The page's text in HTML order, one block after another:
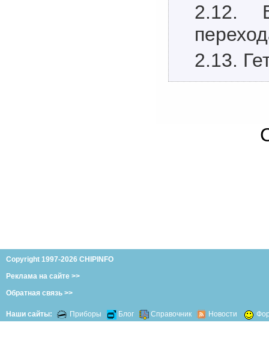
2.12.
2.13.
Copyright 1997-2026 CHIPINFO
Реклама на сайте >>
Обратная связь >>
Наши сайты: Приборы Блог Справочник Новости